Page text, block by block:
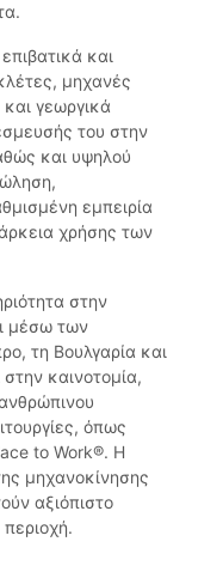
και
μηχανές
γεωργικά
του στην
και υψηλού
εμπειρία
χρήσης των
στην
μέσω των
τη Βουλγαρία και
καινοτομία,
όπως
to Work®. Η
μηχανοκίνησης
αξιόπιστο